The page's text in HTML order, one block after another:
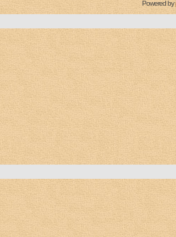
Powered by